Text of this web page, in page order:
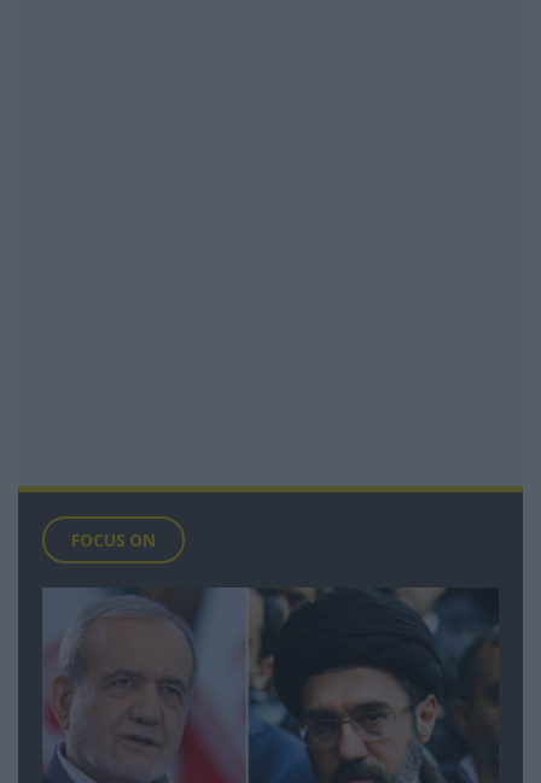
FOCUS ON